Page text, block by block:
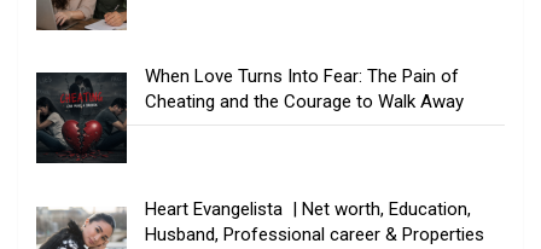
When Love Turns Into Fear: The Pain of
Cheating and the Courage to Walk Away
Heart Evangelista | Net worth, Education,
Husband, Professional career & Properties